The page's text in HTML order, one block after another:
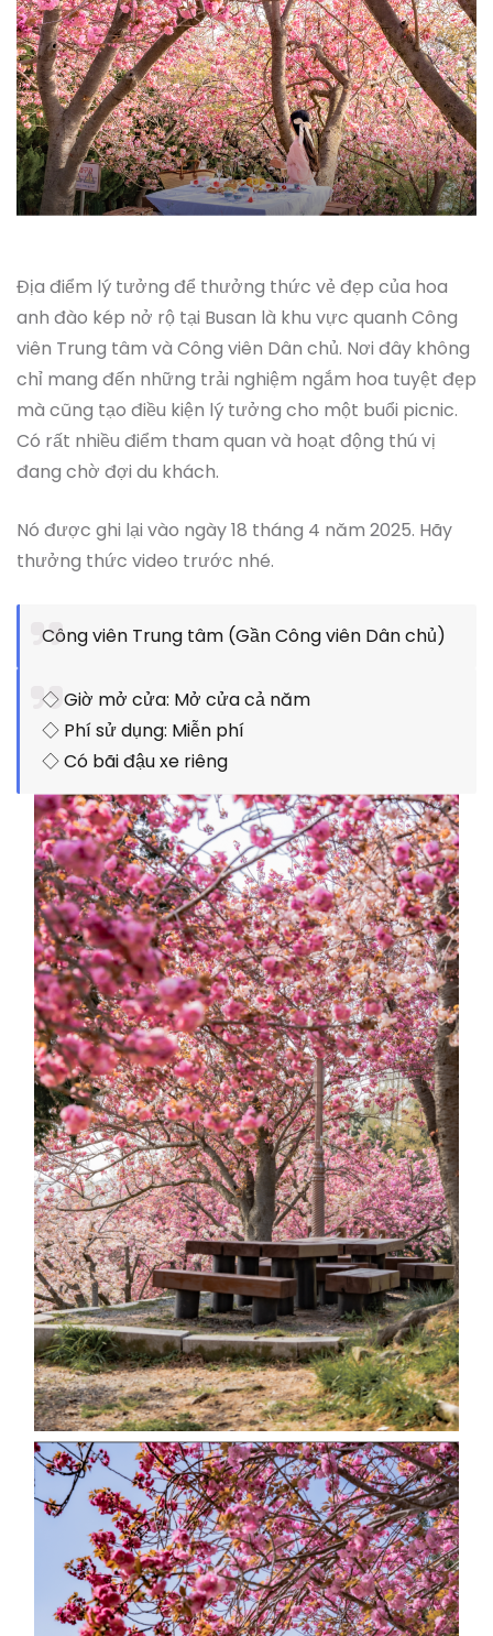
Địa điểm lý tưởng để thưởng thức vẻ đẹp của hoa
anh đào kép nở rộ tại Busan là khu vực quanh Công
viên Trung tâm và Công viên Dân chủ. Nơi đây không
chỉ mang đến những trải nghiệm ngắm hoa tuyệt đẹp
mà cũng tạo điều kiện lý tưởng cho một buổi picnic.
Có rất nhiều điểm tham quan và hoạt động thú vị
đang chờ đợi du khách.
Nó được ghi lại vào ngày 18 tháng 4 năm 2025. Hãy
thưởng thức video trước nhé.
Công viên Trung tâm (Gần Công viên Dân chủ)
◇ Giờ mở cửa: Mở cửa cả năm
◇ Phí sử dụng: Miễn phí
◇ Có bãi đậu xe riêng